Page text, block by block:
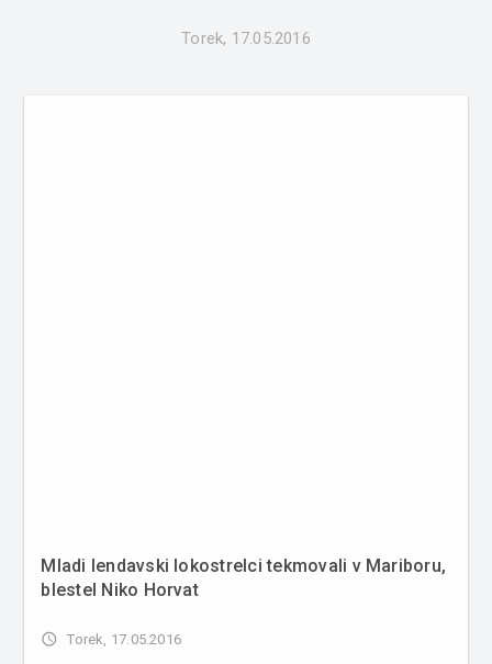
Torek, 17.05.2016
Mladi lendavski lokostrelci tekmovali v Mariboru,
blestel Niko Horvat
access_time Torek, 17.05.2016